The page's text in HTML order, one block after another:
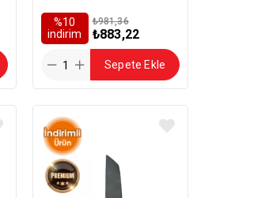
%10
i̇ndirim
₺883,22
₺981,36
Sepete Ekle